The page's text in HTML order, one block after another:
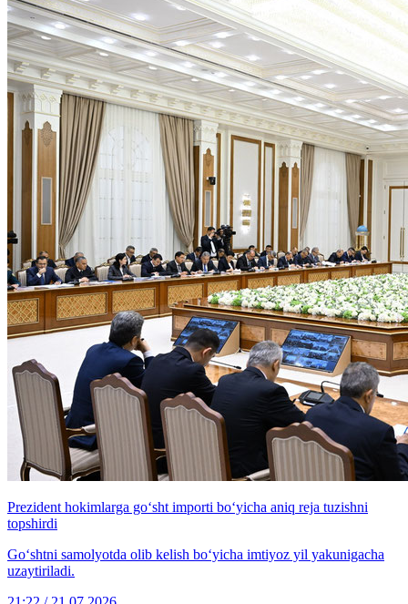
Prezident hokimlarga go‘sht importi bo‘yicha aniq reja tuzishni
topshirdi
Go‘shtni samolyotda olib kelish bo‘yicha imtiyoz yil yakunigacha
uzaytiriladi.